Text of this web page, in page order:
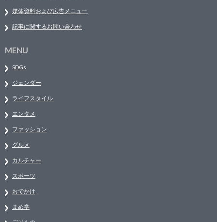
媒体資料および広告メニュー
記事に関するお問い合わせ
MENU
SDGs
ジェンダー
ライフスタイル
エンタメ
ファッション
グルメ
カルチャー
スポーツ
おでかけ
まめ学